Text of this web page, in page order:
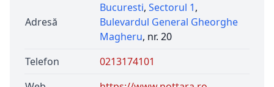
Adresă
Bucuresti, Sectorul 1,
Bulevardul General Gheorghe
Magheru, nr. 20
Telefon
0213174101